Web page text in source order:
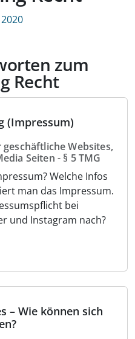
zum
Recht
(Impressum)
Websites,
Seiten - § 5 TMG
Welche Infos
man das Impressum.
bei
und Instagram nach?
– Wie können sich